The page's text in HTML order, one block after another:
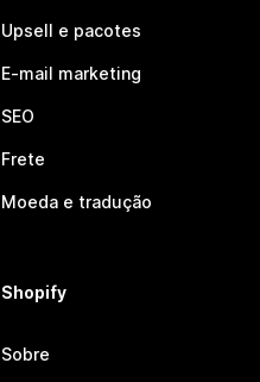
Upsell e pacotes
E-mail marketing
SEO
Frete
Moeda e tradução
Shopify
Sobre